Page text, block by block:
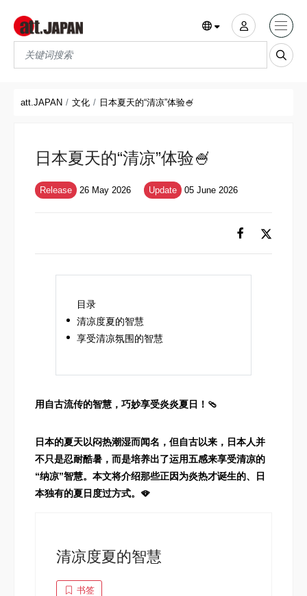
Translations title cont
att.JAPAN 文化 日本夏天的“清凉”体验🍧
日本夏天的“清凉”体验🍧
Release 26 May 2026 Update 05 June 2026
目录
清凉度夏的智慧
享受清凉氛围的智慧
用自古流传的智慧，巧妙享受炎炎夏日！🩴
日本的夏天以闷热潮湿而闻名，但自古以来，日本人并
不只是忍耐酷暑，而是培养出了运用五感来享受清凉的
“纳凉”智慧。本文将介绍那些正因为炎热才诞生的、日
本独有的夏日度过方式。🪭
清凉度夏的智慧
书签